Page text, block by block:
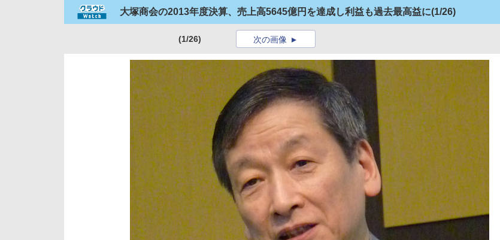
大塚商会の2013年度決算、売上高5645億円を達成し利益も過去最高益に(1/26)
(1/26) 次の画像